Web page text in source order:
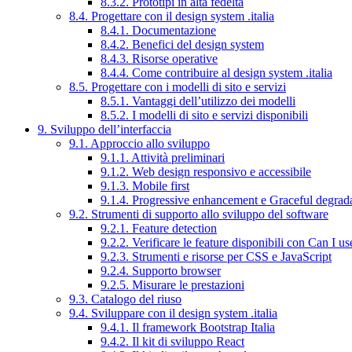
8.4. Progettare con il design system .italia
8.4.1. Documentazione
8.4.2. Benefici del design system
8.4.3. Risorse operative
8.4.4. Come contribuire al design system .italia
8.5. Progettare con i modelli di sito e servizi
8.5.1. Vantaggi dell’utilizzo dei modelli
8.5.2. I modelli di sito e servizi disponibili
9. Sviluppo dell’interfaccia
9.1. Approccio allo sviluppo
9.1.1. Attività preliminari
9.1.2. Web design responsivo e accessibile
9.1.3. Mobile first
9.1.4. Progressive enhancement e Graceful
9.2. Strumenti di supporto allo sviluppo del software
9.2.1. Feature detection
9.2.2. Verificare le feature disponibili con Can I
9.2.3. Strumenti e risorse per CSS e JavaScript
9.2.4. Supporto browser
9.2.5. Misurare le prestazioni
9.3. Catalogo del riuso
9.4. Sviluppare con il design system .italia
9.4.1. Il framework Bootstrap Italia
9.4.2. Il kit di sviluppo React